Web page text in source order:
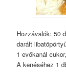
Hozzávalók: 50
darált
1 evőkanál
A kenéséhez 1